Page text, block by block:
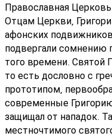
Православная
Отцам Церкви,
афонских
подвергали сомнению
того времени. Святой
то есть дословно с
прототипом,
современные
защищал от нападок.
местночтимого